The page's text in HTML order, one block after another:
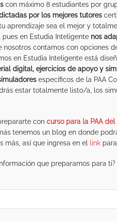
con máximo 8 estudiantes por
por los mejores tutores
aprendizaje sea el mejor y
pues en Estudia Inteligente nos
nosotros contamos con opciones
en Estudia Inteligente está
digital, ejercicios de apoyo y
específicos de la PAA
estar totalmente listo/a, los
con curso para la PAA
tenemos un blog en donde
más, así que ingresa en el
link
que preparamos para